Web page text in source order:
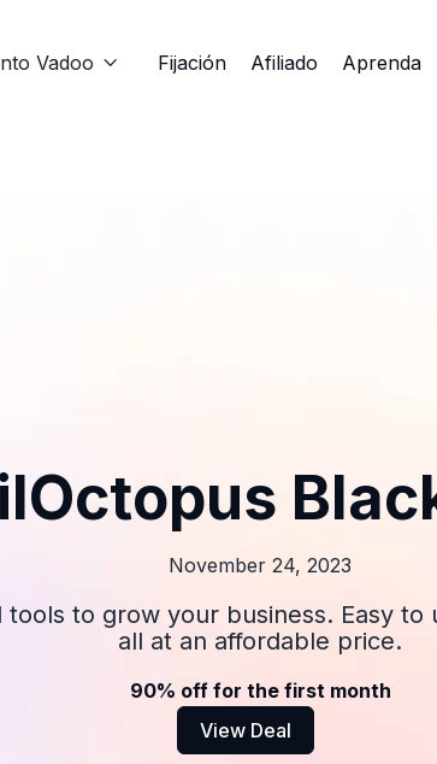
Vadoo  Fijación Afiliado Aprenda
November 24, 2023
to grow your business. Easy to
all at an affordable price.
90% off for the first month
View Deal